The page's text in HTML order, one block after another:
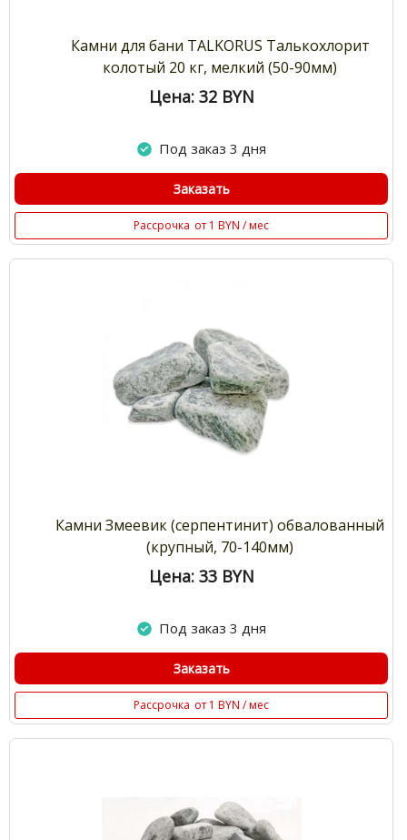
Камни для бани TALKORUS Талькохлорит
колотый 20 кг, мелкий (50-90мм)
Цена: 32 BYN
Под заказ 3 дня
Заказать
Рассрочка от 1 BYN / мес
Камни Змеевик (серпентинит) обвалованный
(крупный, 70-140мм)
Цена: 33 BYN
Под заказ 3 дня
Заказать
Рассрочка от 1 BYN / мес